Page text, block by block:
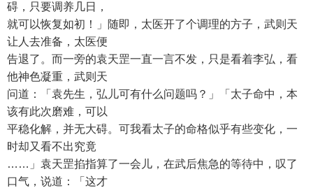
碍，只要调养几日，
就可以恢复如初！」随即，太医开了个调理的方子，武则天
让人去准备，太医便
告退了。而一旁的袁天罡一直一言不发，只是看着李弘，看
他神色凝重，武则天
问道：「袁先生，弘儿可有什么问题吗？」「太子命中，本
该有此次磨难，可以
平稳化解，并无大碍。可我看太子的命格似乎有些变化，一
时却又看不出究竟
……」袁天罡掐指算了一会儿，在武后焦急的等待中，叹了
口气，说道：「这才